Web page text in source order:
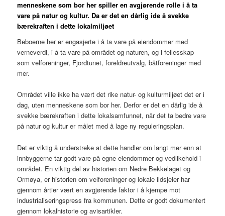
menneskene som bor her spiller en avgjørende rolle i å ta
vare på natur og kultur. Da er det en dårlig ide å svekke
bærekraften i dette lokalmiljøet
Beboerne her er engasjerte i å ta vare på eiendommer med
verneverdi, i å ta vare på området og naturen, og i fellesskap
som velforeninger, Fjordtunet, foreldreutvalg, båtforeninger med
mer.
Området ville ikke ha vært det rike natur- og kulturmiljøet det er i
dag, uten menneskene som bor her. Derfor er det en dårlig ide å
svekke bærekraften i dette lokalsamfunnet, når det ta bedre vare
på natur og kultur er målet med å lage ny reguleringsplan.
Det er viktig å understreke at dette handler om langt mer enn at
innbyggerne tar godt vare på egne eiendommer og vedlikehold i
området. En viktig del av historien om Nedre Bekkelaget og
Ormøya, er historien om velforeninger og lokale ildsjeler har
gjennom årtier vært en avgjørende faktor i å kjempe mot
industrialiseringspress fra kommunen. Dette er godt dokumentert
gjennom lokalhistorie og avisartikler.